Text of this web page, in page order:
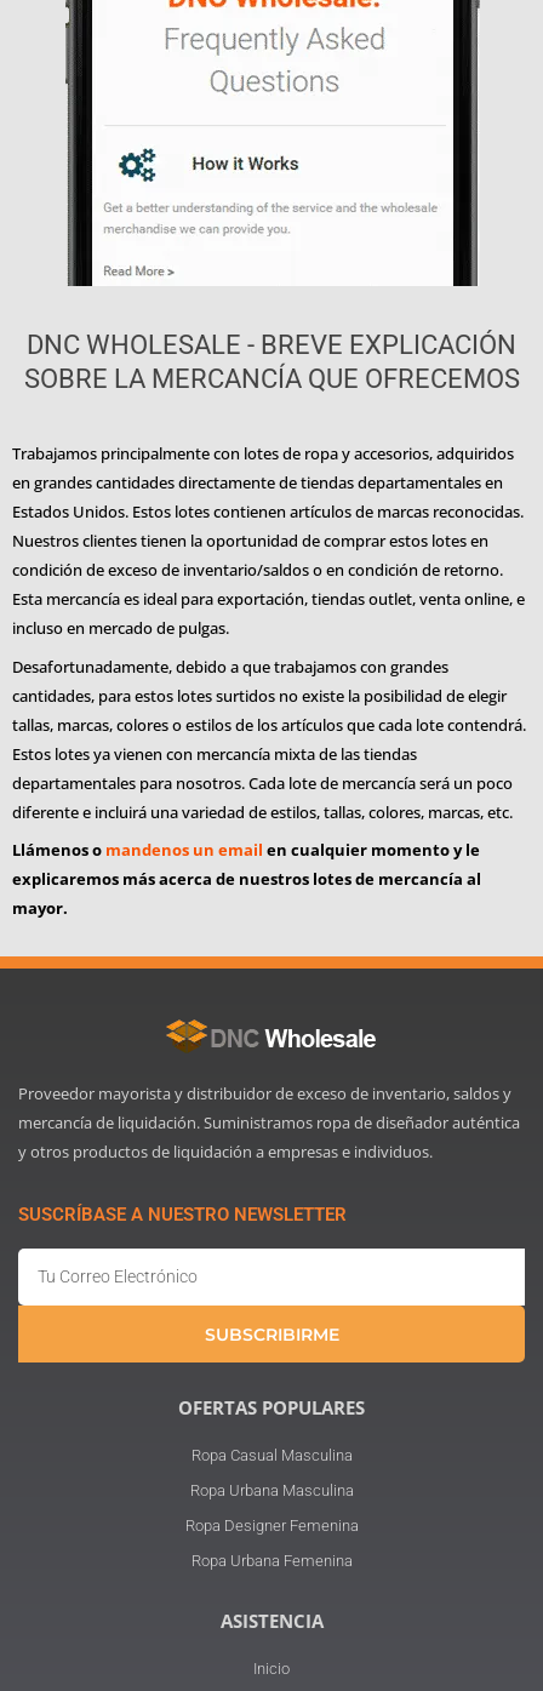
DNC WHOLESALE - BREVE EXPLICACIÓN
SOBRE LA MERCANCÍA QUE OFRECEMOS
Trabajamos principalmente con lotes de ropa y accesorios, adquiridos
en grandes cantidades directamente de tiendas departamentales en
Estados Unidos. Estos lotes contienen artículos de marcas reconocidas.
Nuestros clientes tienen la oportunidad de comprar estos lotes en
condición de exceso de inventario/saldos o en condición de retorno.
Esta mercancía es ideal para exportación, tiendas outlet, venta online, e
incluso en mercado de pulgas.
Desafortunadamente, debido a que trabajamos con grandes
cantidades, para estos lotes surtidos no existe la posibilidad de elegir
tallas, marcas, colores o estilos de los artículos que cada lote contendrá.
Estos lotes ya vienen con mercancía mixta de las tiendas
departamentales para nosotros. Cada lote de mercancía será un poco
diferente e incluirá una variedad de estilos, tallas, colores, marcas, etc.
Llámenos o mandenos un email en cualquier momento y le
explicaremos más acerca de nuestros lotes de mercancía al
mayor.
Proveedor mayorista y distribuidor de exceso de inventario, saldos y
mercancía de liquidación. Suministramos ropa de diseñador auténtica
y otros productos de liquidación a empresas e individuos.
SUSCRÍBASE A NUESTRO NEWSLETTER
SUBSCRIBIRME
OFERTAS POPULARES
Ropa Casual Masculina
Ropa Urbana Masculina
Ropa Designer Femenina
Ropa Urbana Femenina
ASISTENCIA
Inicio